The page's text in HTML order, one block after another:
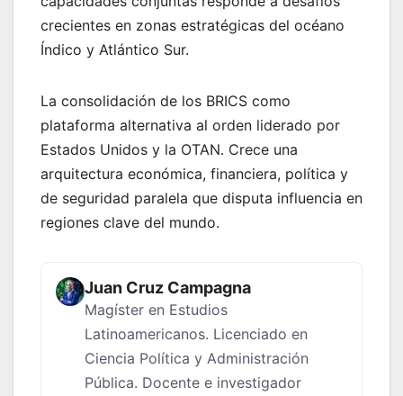
crecientes en zonas estratégicas del océano
Índico y Atlántico Sur.
La consolidación de los BRICS como
plataforma alternativa al orden liderado por
Estados Unidos y la OTAN. Crece una
arquitectura económica, financiera, política y
de seguridad paralela que disputa influencia en
regiones clave del mundo.
Juan Cruz Campagna
Magíster en Estudios
Latinoamericanos. Licenciado en
Ciencia Política y Administración
Pública. Docente e investigador